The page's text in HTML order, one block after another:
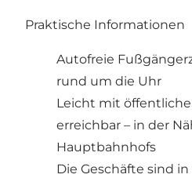
Praktische Informationen
Autofreie
rund um die Uhr
Leicht mit
erreichbar – in der
Hauptbahnhofs
Die Geschäfte sind